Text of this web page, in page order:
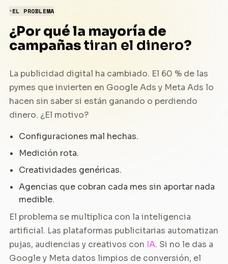
EL PROBLEMA
¿Por qué la mayoría de
campañastiran el dinero?
La publicidad digital ha cambiado. El 60 % de las
pymes que invierten en Google Ads y Meta Ads lo
hacen sin saber si están ganando o perdiendo
dinero. ¿El motivo?
Configuraciones mal hechas.
Medición rota.
Creatividades genéricas.
Agencias que cobran cada mes sin aportar nada
medible.
El problema se multiplica con la inteligencia
artificial. Las plataformas publicitarias automatizan
pujas, audiencias y creativos con IA. Si no le das a
Google y Meta datos limpios de conversión, el